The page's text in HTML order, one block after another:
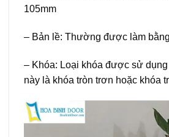
105mm
– Bản lề: Thường được làm
– Khóa: Loại khóa được sử
này là khóa tròn trơn hoặc khóa